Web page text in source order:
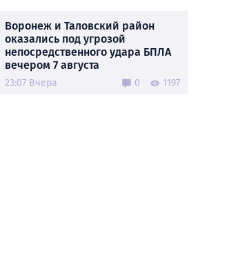
Воронеж и Таловский район
оказались под угрозой
непосредственного удара БПЛА
вечером 7 августа
23:07 Вчера 0 1197